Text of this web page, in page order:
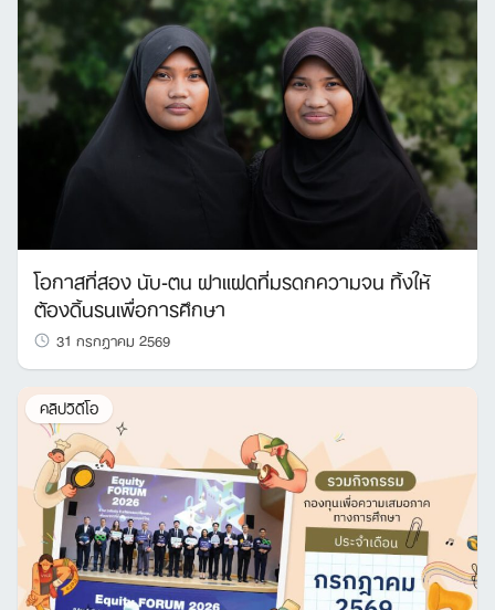
โอกาสที่สอง นับ-ตน ฝาแฝดที่มรดกความจน ทิ้งให้
ต้องดิ้นรนเพื่อการศึกษา
31 กรกฎาคม 2569
คลิปวิดีโอ